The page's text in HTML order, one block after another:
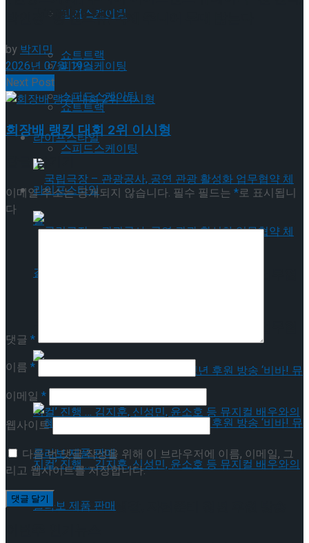
피겨스케이팅
쇼트트랙
스피드스케이팅
라이프스타일
국립극장 – 관광공사, 공연 관광 활성화 업무협
혜화로운 공연생활, 자립준비 청년 후원 방송
Trending Tags
피겨스케이팅
쇼트트랙
스피드스케이팅
라이프스타일
약 체결
박인경-송 앤드류, 국제 주니어 무대 밟는다
by박지민
2026년 07월 19일
Next Post
회장배 랭킹 대회 2위 이시형
답글 남기기
이메일 주소는 공개되지 않습니다. 필수 필드는 *로 표시됩니
다
댓글 *
이름 *
이메일 *
웹사이트
다음 번 댓글 작성을 위해 이 브라우저에 이름, 이메일, 그
리고 웹사이트를 저장합니다.